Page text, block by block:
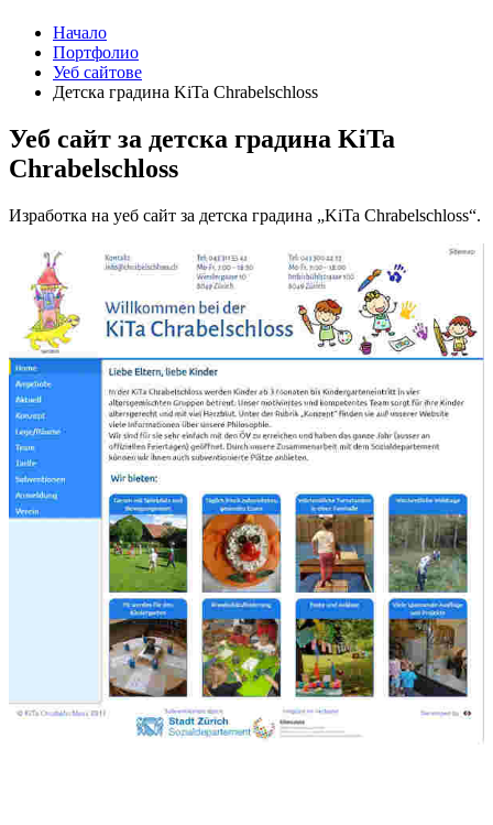
Начало
Портфолио
Уеб сайтове
Детска градина KiTa Chrabelschloss
Уеб сайт за детска градина KiTa
Chrabelschloss
Изработка на уеб сайт за детска градина „KiTa Chrabelschloss“.